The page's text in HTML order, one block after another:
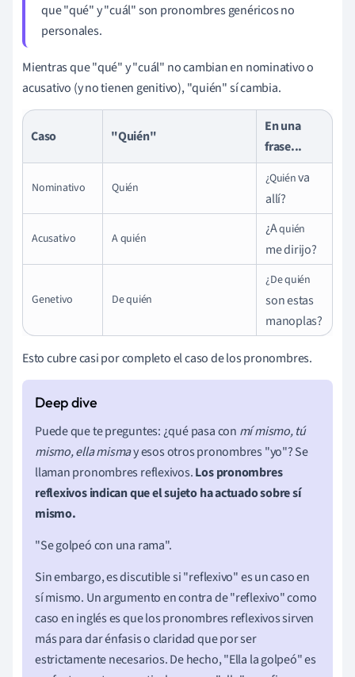
que "qué" y "cuál" son pronombres genéricos no
personales.
Mientras que "qué" y "cuál" no cambian en nominativo o
acusativo (y no tienen genitivo), "quién" sí cambia.
Caso "Quién"
En una
frase...
Nominativo Quién
¿Quiénva
allí?
Acusativo A quién
¿Aquién
me dirijo?
Genetivo De quién
¿De quién
son estas
manoplas?
Esto cubre casi por completo el caso de los pronombres.
Puede que te preguntes: ¿qué pasa con mí mismo, tú
mismo, ella mismay esos otros pronombres "yo"? Se
llaman pronombres reflexivos.Los pronombres
reflexivos indican que el sujeto ha actuado sobre sí
mismo.
"Se golpeó con una rama".
Sin embargo, es discutible si "reflexivo" es un caso en
sí mismo. Un argumento en contra de "reflexivo" como
caso en inglés es que los pronombres reflexivos sirven
más para dar énfasis o claridad que por ser
estrictamente necesarios. De hecho, "Ella la golpeó" es